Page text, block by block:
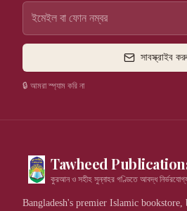
সাবস্ক্রাইব
🔒 আমরা স্প্যাম করি না
Tawheed
কুরআন ও সহীহ সুন্নাহর গণ্ডিতে আবদ্ধ নির্ভরযোগ্য
Bangladesh's premier Islamic